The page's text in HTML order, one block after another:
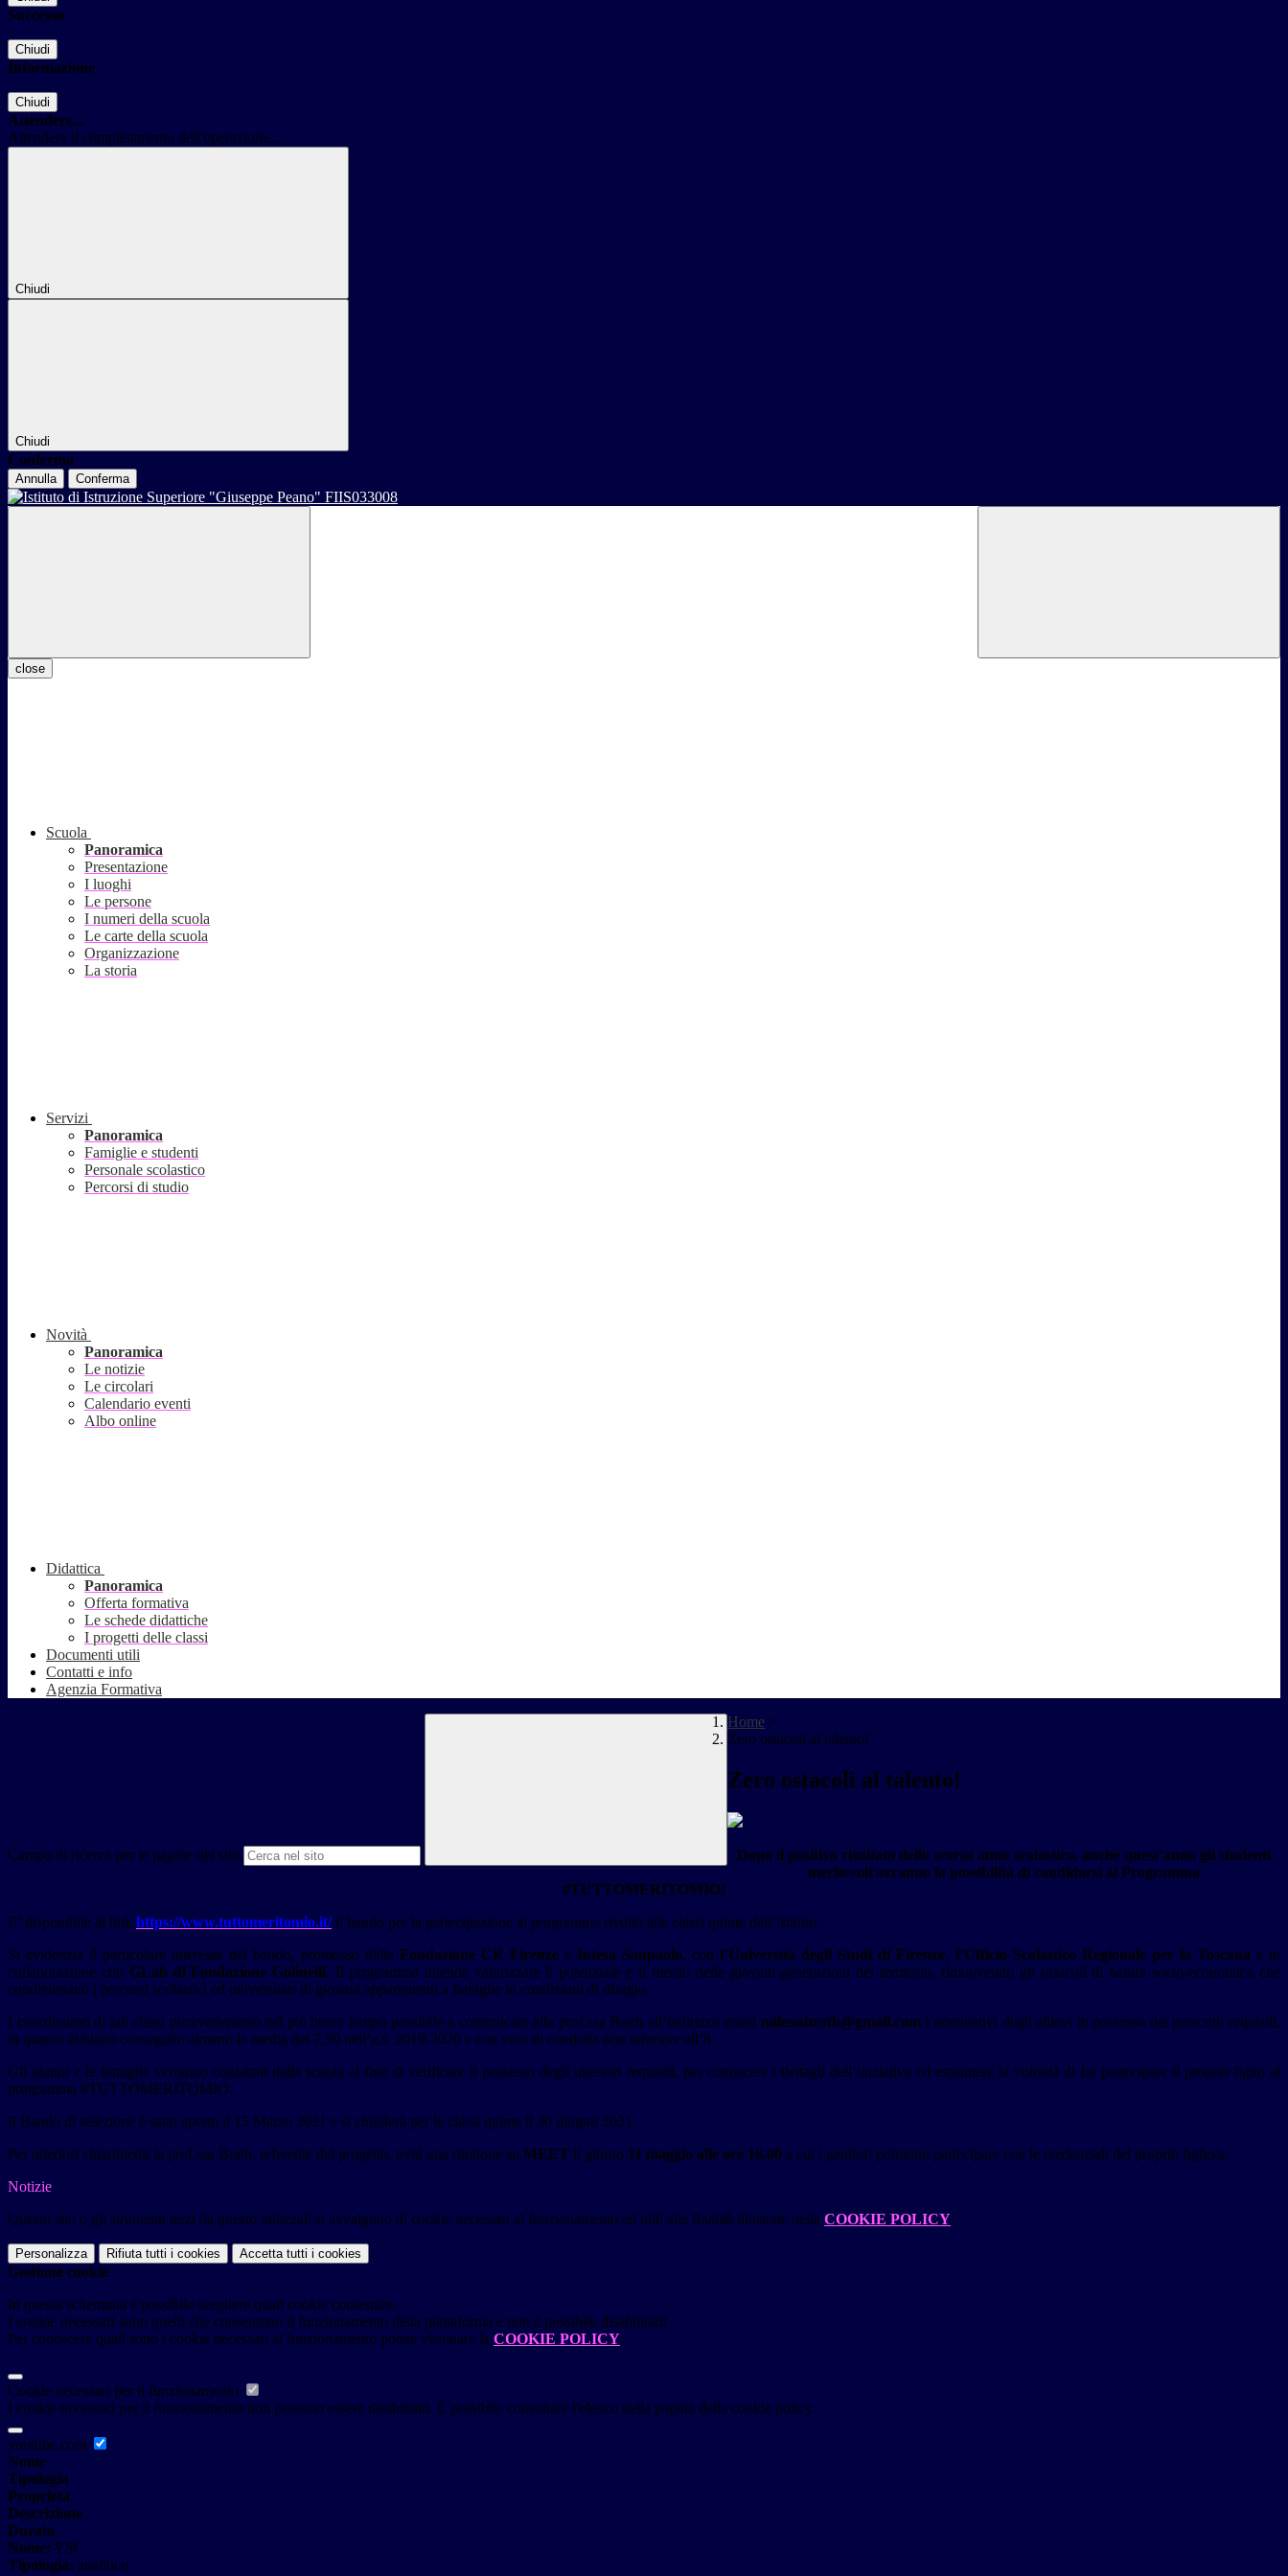
Successo
Chiudi
Informazione
Chiudi
Attendere...
Attendere il completamento dell'operazione...
Chiudi
Chiudi
Conferma
Annulla Conferma
close
Scuola
Panoramica
Presentazione
I luoghi
Le persone
I numeri della scuola
Le carte della scuola
Organizzazione
La storia
Servizi
Panoramica
Famiglie e studenti
Personale scolastico
Percorsi di studio
Novità
Panoramica
Le notizie
Le circolari
Calendario eventi
Albo online
Didattica
Panoramica
Offerta formativa
Le schede didattiche
I progetti delle classi
Documenti utili
Contatti e info
Agenzia Formativa
Campo di ricerca per le pagine del sito
Home >
Zero ostacoli al talento!
Zero ostacoli al talento!
Dopo il positivo risultato dello scorso anno scolastico, anche quest’anno gli studenti
meritevoli avranno la possibilità di candidarsi al Programma
#TUTTOMERITOMIO!
E’ disponibile al link https://www.tuttomeritomio.it/il bando per la partecipazione al programma rivolto alle classi quinte dell’istituto.
Si evidenzia il particolare interesse del bando, promosso dalla Fondazione CR Firenzee Intesa Sanpaolo, conl’Università degli Studi di Firenze, l’Ufficio Scolastico Regionale per la Toscana e in
collaborazione con GLab di Fondazione Golinelli. Il programma intende valorizzare il potenziale e il merito delle giovani generazioni del territorio, rimuovendo gli ostacoli di natura socio-economica che
condizionano i percorsi scolastici ed universitari di giovani appartenenti a famiglie in condizioni di disagio.
I coordinatori di tali classi provvederanno nel più breve tempo possibile a comunicare alla prof.ssa Brath all’indirizzo email milenabrath@gmail.com i nominativi degli allievi in possesso dei prescritti requisiti,
in quanto abbiano conseguito almeno la media del 7,50 nell’a.s. 2019-2020 e con voto di condotta non inferiore all’8.
Gli alunni e le famiglie verranno contattati dalla scuola al fine di verificare il possesso degli ulteriori requisiti, per conoscere i dettagli dell’iniziativa ed esprimere la volontà di far partecipare il proprio figlio al
programma #TUTTOMERITOMIO.
Il Bando di selezione è stato aperto il 15 Marzo 2021 e si chiuderà per le classi quinte il 30 giugno 2021.
Per ulteriori chiarimenti la prof.ssa Brath, referente del progetto, terrà una riunione su MEET il giorno 11 maggio alle ore 16.00 a cui i genitori potranno partecipare con le credenziali del proprio figlio/a.
Notizie
Questo sito o gli strumenti terzi da questo utilizzati si avvalgono di cookie necessari al funzionamento ed utili alle finalità illustrate nella COOKIE POLICY.
Personalizza Rifiuta tutti i cookies Accetta tutti i cookies
Gestione cookie
In questa schermata è possibile scegliere quali cookie consentire.
I cookie necessari sono quelli che consentono il funzionamento della piattaforma e non è possibile disabilitarli.
Per conoscere quali sono i cookie necessari al funzionamento potete visionare la COOKIE POLICY.
Cookie necessari per il funzionamento
I cookie necessari per il funzionamento non possono essere disabilitati. È possibile consultare l'elenco nella pagina della cookie policy.
youtube.com
Nome
Tipologia
Proprieta
Descrizione
Durata
Nome: YSC
Tipologia: analitico